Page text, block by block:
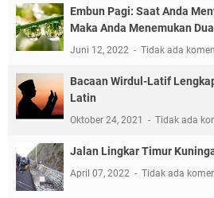
Embun Pagi: Saat Anda
Maka Anda Menemukan
Juni 12, 2022 Tidak ada
Bacaan Wirdul-Latif
Latin
Oktober 24, 2021 Tidak ada
Jalan Lingkar Timur
April 07, 2022 Tidak ada